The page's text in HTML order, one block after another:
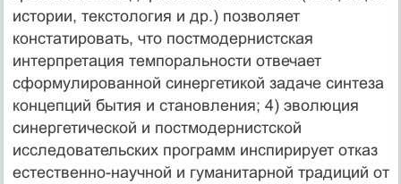
исто­рии, текстология и др.) позволяет
констатировать, что постмодернистская
интерпретация темпоральности от­вечает
сформулированной синергетикой задаче синтеза
концепций бытия и становления; 4) эволюция
синергетической и постмодернистской
исследовательских про­грамм инспирирует отказ
естественно-научной и гума­нитарной традиций от